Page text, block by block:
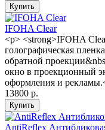
IFOHA Clear
<p> <strong>IFOHA
голографическая
обратной
окно в проекционный
оформления и
13800 р.
AntiReflex